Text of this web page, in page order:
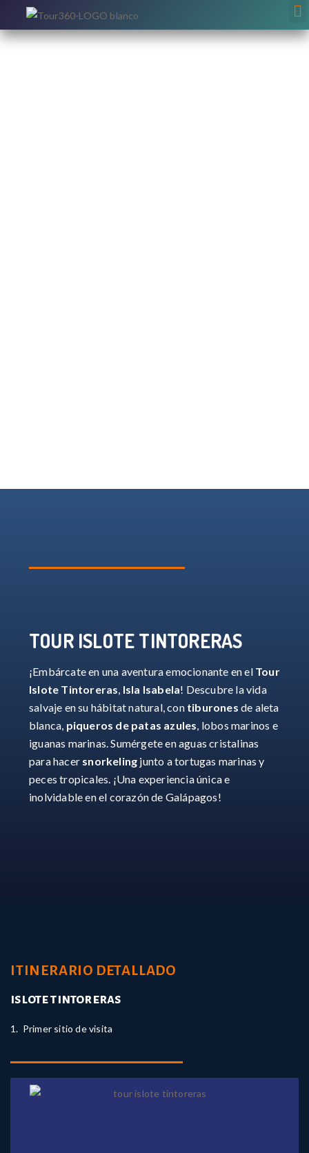
TOUR ISLOTE TINTORERAS
¡Embárcate en una aventura emocionante en el Tour
Islote Tintoreras, Isla Isabela! Descubre la vida
salvaje en su hábitat natural, con tiburones de aleta
blanca, piqueros de patas azules, lobos marinos e
iguanas marinas. Sumérgete en aguas cristalinas
para hacer snorkeling junto a tortugas marinas y
peces tropicales. ¡Una experiencia única e
inolvidable en el corazón de Galápagos!
ITINERARIO DETALLADO
islote tintoreras
1. Primer sitio de visita